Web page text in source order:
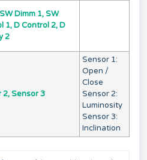
Dimm 1, SW
1, D Control 2, D
2
2, Sensor 3
Sensor 1:
Open /
Close
Sensor 2:
Luminosity
Sensor 3:
Inclination